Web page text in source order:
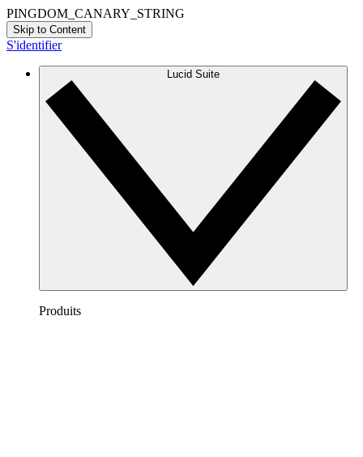
PINGDOM_CANARY_STRING
Skip to Content
S'identifier
Lucid Suite
Produits